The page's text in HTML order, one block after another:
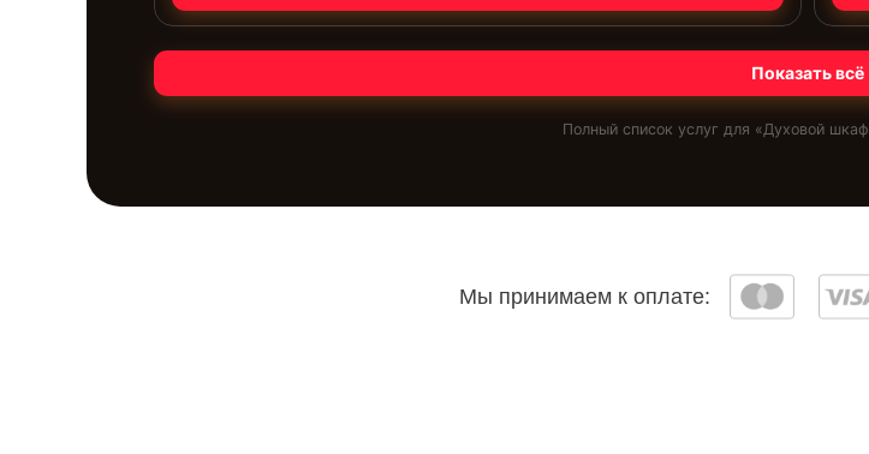
Показать всё
Полный список услуг для «Духовой шкаф
Мы принимаем к оплате: